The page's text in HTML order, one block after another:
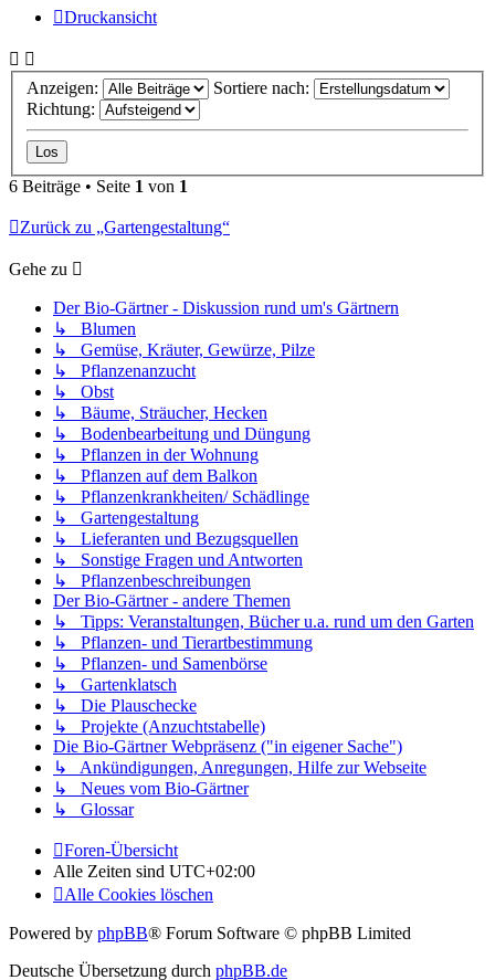
Druckansicht
Anzeigen:
Sortiere nach:
Richtung:
6 Beiträge • Seite 1 von 1
Zurück zu „Gartengestaltung“
Gehe zu
Der Bio-Gärtner - Diskussion rund um's Gärtnern
↳ Blumen
↳ Gemüse, Kräuter, Gewürze, Pilze
↳ Pflanzenanzucht
↳ Obst
↳ Bäume, Sträucher, Hecken
↳ Bodenbearbeitung und Düngung
↳ Pflanzen in der Wohnung
↳ Pflanzen auf dem Balkon
↳ Pflanzenkrankheiten/ Schädlinge
↳ Gartengestaltung
↳ Lieferanten und Bezugsquellen
↳ Sonstige Fragen und Antworten
↳ Pflanzenbeschreibungen
Der Bio-Gärtner - andere Themen
↳ Tipps: Veranstaltungen, Bücher u.a. rund um den Garten
↳ Pflanzen- und Tierartbestimmung
↳ Pflanzen- und Samenbörse
↳ Gartenklatsch
↳ Die Plauschecke
↳ Projekte (Anzuchtstabelle)
Die Bio-Gärtner Webpräsenz ("in eigener Sache")
↳ Ankündigungen, Anregungen, Hilfe zur Webseite
↳ Neues vom Bio-Gärtner
↳ Glossar
Foren-Übersicht
Alle Zeiten sind UTC+02:00
Alle Cookies löschen
Powered by phpBB® Forum Software © phpBB Limited
Deutsche Übersetzung durch phpBB.de